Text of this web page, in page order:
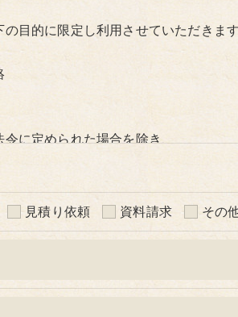
目的に限定し利用させていただきます
に定められた場合を除き、
う、適切に安全管理対策を実施します
見積り依頼 資料請求 その